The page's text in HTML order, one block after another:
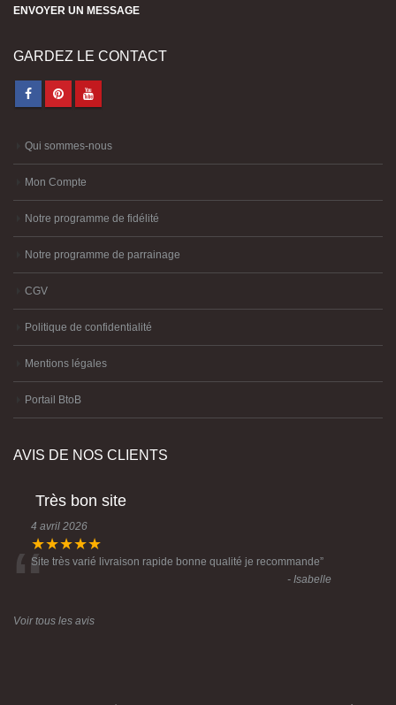
ENVOYER UN MESSAGE
GARDEZ LE CONTACT
Qui sommes-nous
Mon Compte
Notre programme de fidélité
Notre programme de parrainage
CGV
Politique de confidentialité
Mentions légales
Portail BtoB
AVIS DE NOS CLIENTS
Très bon site
4 avril 2026
★★★★★
“Site très varié livraison rapide bonne qualité je recommande”
- Isabelle
Voir tous les avis